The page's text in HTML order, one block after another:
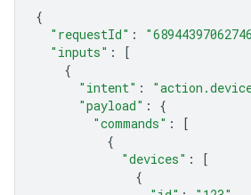
{
"requestId" :
"inputs" :
[
{
"intent" :
"payload" :
{
"commands" :
[
{
"devices" :
[
{